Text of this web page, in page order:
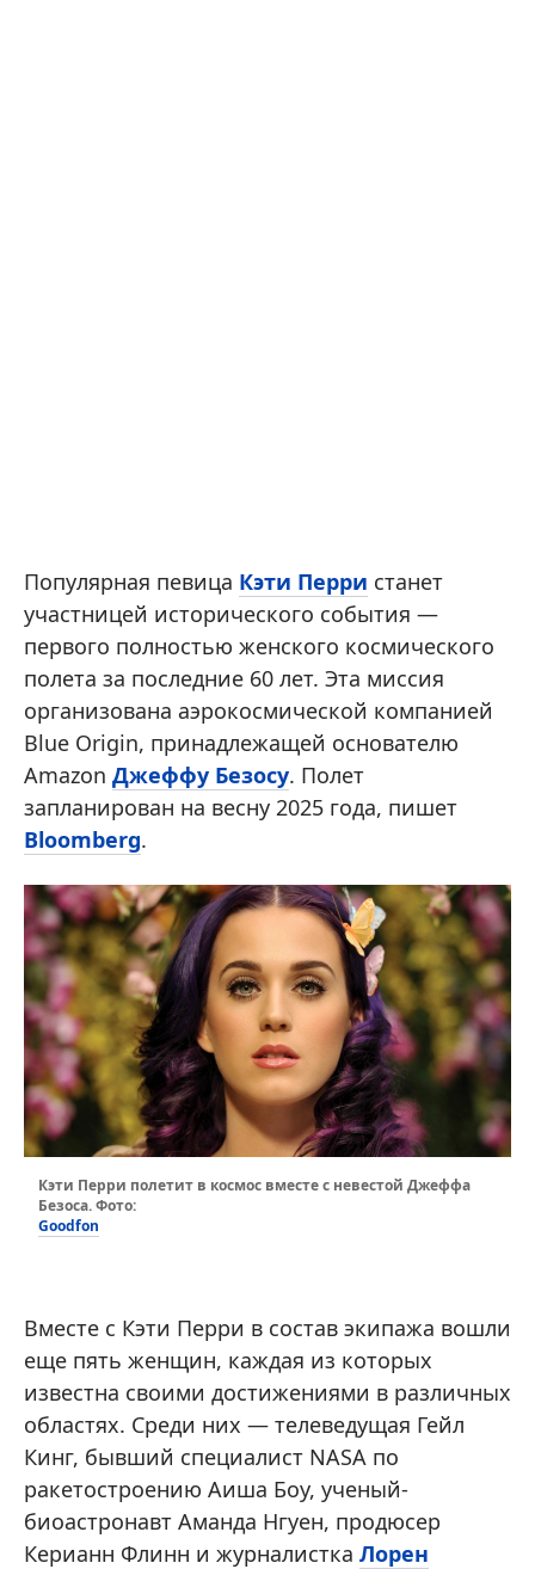
Популярная певица Кэти Перри станет
участницей исторического события —
первого полностью женского космического
полета за последние 60 лет. Эта миссия
организована аэрокосмической компанией
Blue Origin, принадлежащей основателю
Amazon Джеффу Безосу. Полет
запланирован на весну 2025 года, пишет
Bloomberg.
Кэти Перри полетит в космос вместе с невестой Джеффа
Безоса. Фото:
Goodfon
Вместе с Кэти Перри в состав экипажа вошли
еще пять женщин, каждая из которых
известна своими достижениями в различных
областях. Среди них — телеведущая Гейл
Кинг, бывший специалист NASA по
ракетостроению Аиша Боу, ученый-
биоастронавт Аманда Нгуен, продюсер
Керианн Флинн и журналистка Лорен